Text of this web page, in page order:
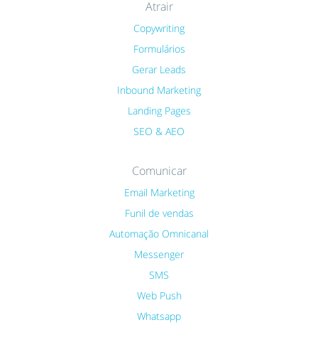
Atrair
Copywriting
Formulários
Gerar Leads
Inbound Marketing
Landing Pages
SEO & AEO
Comunicar
Email Marketing
Funil de vendas
Automação Omnicanal
Messenger
SMS
Web Push
Whatsapp